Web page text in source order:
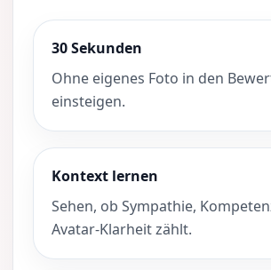
30 Sekunden
Ohne eigenes Foto in den
einsteigen.
Kontext lernen
Sehen, ob Sympathie,
Avatar-Klarheit zählt.